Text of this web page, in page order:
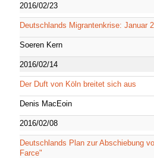
2016/02/23
Deutschlands Migrantenkrise: Januar
Soeren Kern
2016/02/14
Der Duft von Köln breitet sich aus
Denis MacEoin
2016/02/08
Deutschlands Plan zur Abschiebung
Farce"